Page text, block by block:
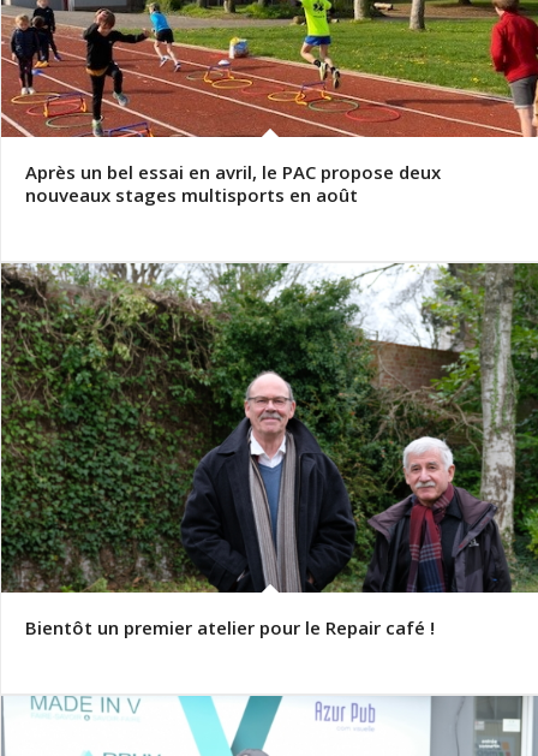
Après un bel essai en avril, le PAC propose deux
nouveaux stages multisports en août
Bientôt un premier atelier pour le Repair café !